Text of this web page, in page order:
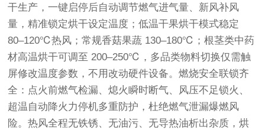
干生产，一键启停后自动调节燃气进气量、新风补风
量，精准锁定烘干设定温度；低温干果烘干模式稳定
80–120℃热风；常规香菇果蔬 130–180℃；根茎类中药
材高温烘干可调至 200–250℃，多品类物料切换仅需触
屏修改温度参数，不用改动硬件设备。燃烧安全联锁齐
全：点火前燃气检漏、熄火瞬时断气、风压不足锁火、
超温自动降火力停机多重防护，杜绝燃气泄漏爆燃风
险。热风全程无铁锈、无油污、无导热油析出杂质，烘